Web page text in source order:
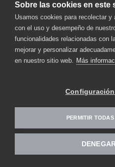
Sobre las cookies en este
Usamos cookies para recolectar y
con el uso y desempeño de
funcionalidades relacionadas con
mejorar y personalizar
en nuestro sitio web. Más
PERMITIR